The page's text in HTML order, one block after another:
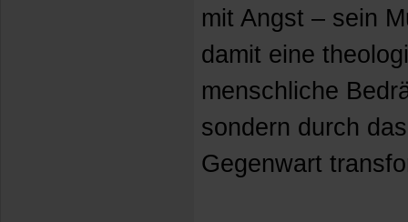
mit Angst – sein
damit eine
menschliche
sondern durch
Gegenwart